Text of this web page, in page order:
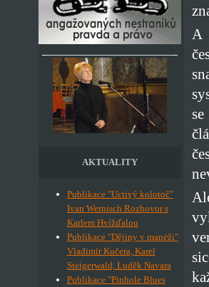
AKTUALITY
Publikace "Uctivý kolotoč"
Ivan Wernisch Rozhovor s
Karlem Hvížďalou
Publikace "Dějiny v manéži"
Vladimír Kučera, Karel
Steigerwald, Luděk Navara
Publikace "Pinhole Blues
A